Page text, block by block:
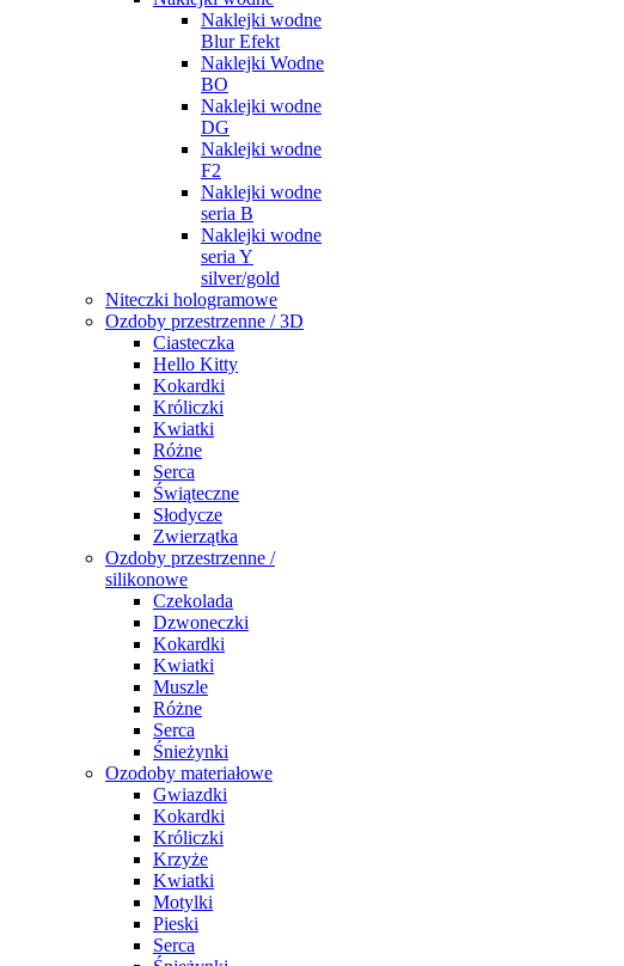
Naklejki wodne
Blur Efekt
Naklejki Wodne
BO
Naklejki wodne
DG
Naklejki wodne
F2
Naklejki wodne
seria B
Naklejki wodne
seria Y
silver/gold
Niteczki hologramowe
Ozdoby przestrzenne / 3D
Ciasteczka
Hello Kitty
Kokardki
Króliczki
Kwiatki
Różne
Serca
Świąteczne
Słodycze
Zwierzątka
Ozdoby przestrzenne /
silikonowe
Czekolada
Dzwoneczki
Kokardki
Kwiatki
Muszle
Różne
Serca
Śnieżynki
Ozodoby materiałowe
Gwiazdki
Kokardki
Króliczki
Krzyże
Kwiatki
Motylki
Pieski
Serca